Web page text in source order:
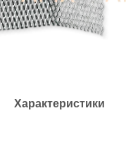
Характеристики